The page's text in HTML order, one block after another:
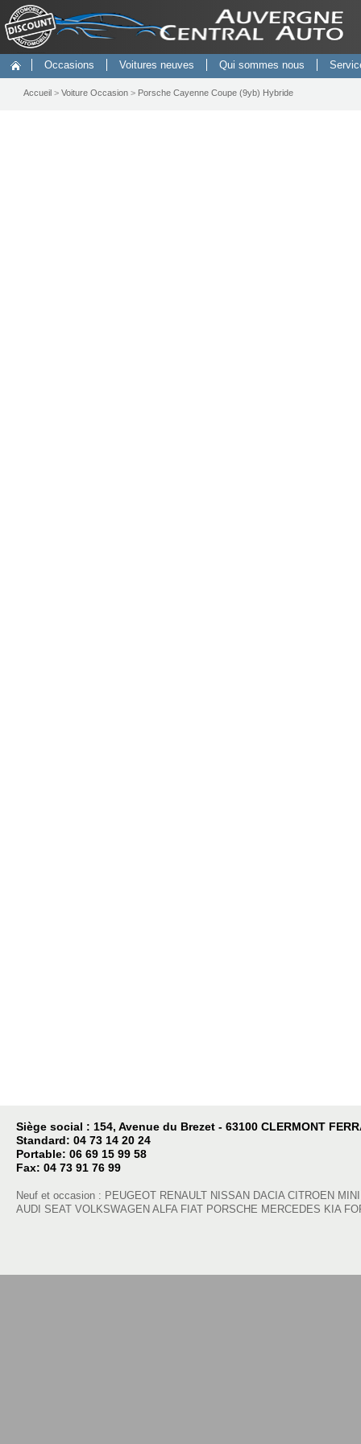
Occasions Voitures neuves Qui sommes nous
Accueil >Voiture Occasion > Porsche Cayenne Coupe (9yb) Hybride
Siège social : 154, Avenue du Brezet - 63100 CLERMONT
Standard: 04 73 14 20 24
Portable: 06 69 15 99 58
Fax: 04 73 91 76 99
Neuf et occasion : PEUGEOT RENAULT NISSAN DACIA CITROEN
AUDI SEAT VOLKSWAGEN ALFA FIAT PORSCHE MERCEDES KIA